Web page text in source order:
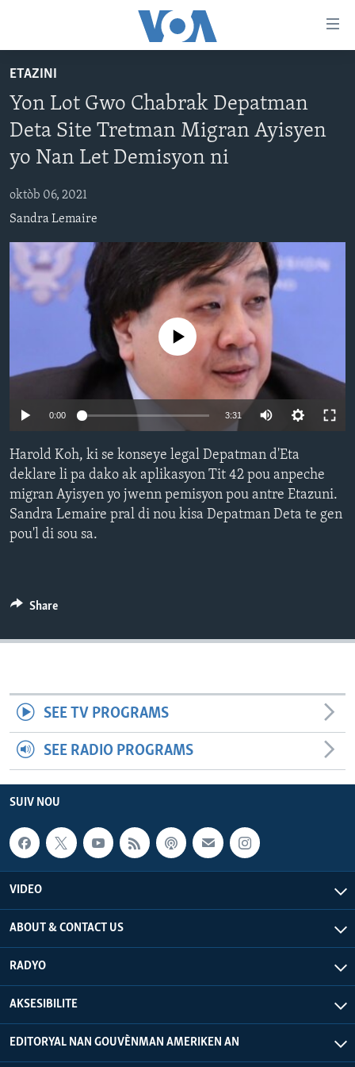
to
main
content
Navigation
Skip
to
Search
LÈZETAZINI
AMERIK LATIN
ENTÈNASYONAL
VIDEO
FLASHPOINT IKRÈN
Learning English
ETAZINI
Yon Lot Gwo Chabrak Depatman
Deta Site Tretman Migran Ayisyen
yo Nan Let Demisyon ni
oktòb 06, 2021
Sandra Lemaire
No media source currently available
0:00 3:31
Harold Koh, ki se konseye legal Depatman d'Eta
deklare li pa dako ak aplikasyon Tit 42 pou anpeche
migran Ayisyen yo jwenn pemisyon pou antre Etazuni.
Sandra Lemaire pral di nou kisa Depatman Deta te gen
pou'l di sou sa.
Share
SEE TV PROGRAMS
SEE RADIO PROGRAMS
SUIV NOU
VIDEO
ABOUT & CONTACT US
RADYO
AKSESIBILITE
EDITORYAL NAN GOUVÈNMAN AMERIKEN AN